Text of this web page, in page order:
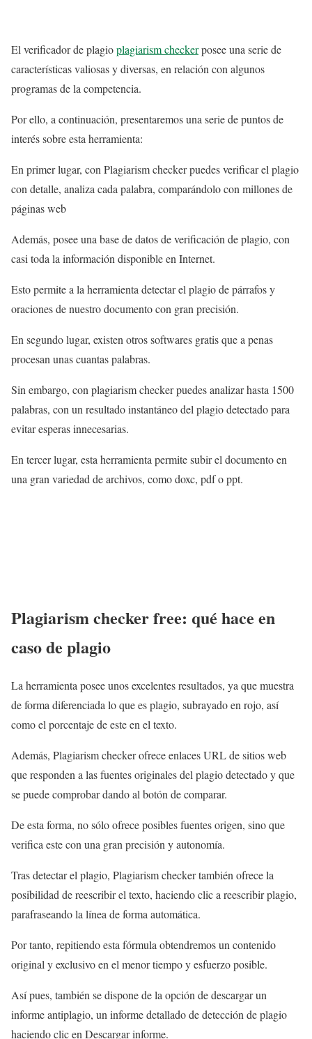
El verificador de plagioplagiarism checkerposee una serie de
características valiosas y diversas, en relación con algunos
programas de la competencia.
Por ello, a continuación, presentaremos una serie de puntos de
interés sobre esta herramienta:
En primer lugar, con Plagiarism checker puedes verificar el plagio
con detalle, analiza cada palabra, comparándolo con millones de
páginas web
Además, posee una base de datos de verificación de plagio, con
casi toda la información disponible en Internet.
Esto permite a la herramienta detectar el plagio de párrafos y
oraciones de nuestro documento con gran precisión.
En segundo lugar, existen otros softwares gratis que a penas
procesan unas cuantas palabras.
Sin embargo, con plagiarism checker puedes analizar hasta 1500
palabras, con un resultado instantáneo del plagio detectado para
evitar esperas innecesarias.
En tercer lugar, esta herramienta permite subir el documento en
una gran variedad de archivos, como doxc, pdf o ppt.
Plagiarism checker free: qué hace en
caso de plagio
La herramienta posee unos excelentes resultados, ya que muestra
de forma diferenciada lo que es plagio, subrayado en rojo, así
como el porcentaje de este en el texto.
Además, Plagiarism checker ofrece enlaces URL de sitios web
que responden a las fuentes originales del plagio detectado y que
se puede comprobar dando al botón de comparar.
De esta forma, no sólo ofrece posibles fuentes origen, sino que
verifica este con una gran precisión y autonomía.
Tras detectar el plagio, Plagiarism checker también ofrece la
posibilidad de reescribir el texto, haciendo clic a reescribir plagio,
parafraseando la línea de forma automática.
Por tanto, repitiendo esta fórmula obtendremos un contenido
original y exclusivo en el menor tiempo y esfuerzo posible.
Así pues, también se dispone de la opción de descargar un
informe antiplagio, un informe detallado de detección de plagio
haciendo clic en Descargar informe.